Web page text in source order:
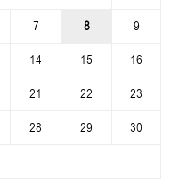
7 8
9
14 15
16
21 22
23
28 29
30